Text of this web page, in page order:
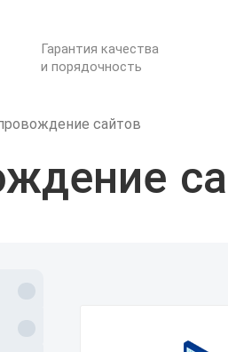
Гарантия качества
и порядочность
сайтов